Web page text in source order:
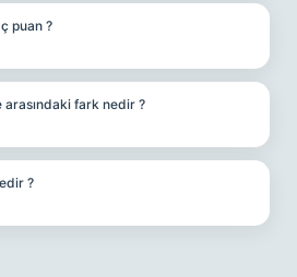
puan ?
arasındaki fark nedir ?
?